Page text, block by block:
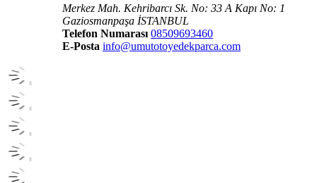
Merkez Mah. Kehribarcı Sk. No: 33 A Kapı No: 1
Gaziosmanpaşa İSTANBUL
Telefon Numarası 08509693460
E-Posta info@umutotoyedekparca.com